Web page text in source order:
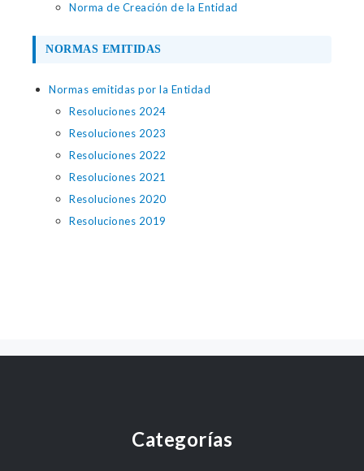
Norma de Creación de la Entidad
NORMAS EMITIDAS
Normas emitidas por la Entidad
Resoluciones 2024
Resoluciones 2023
Resoluciones 2022
Resoluciones 2021
Resoluciones 2020
Resoluciones 2019
Categorías